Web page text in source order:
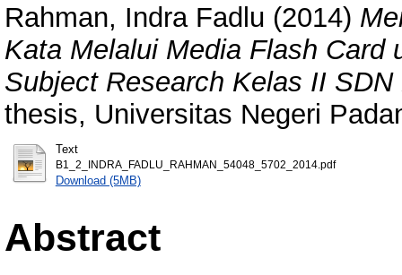
Rahman, Indra Fadlu (2014)
Kata Melalui Media Flash Card
Subject Research Kelas II
thesis, Universitas Negeri
Text
B1_2_INDRA_FADLU_RAHMAN_54048_5702_2014.pdf
Download (5MB)
Abstract